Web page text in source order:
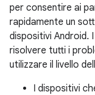
per consentire ai
rapidamente un
dispositivi Android.
risolvere tutti i
utilizzare il livello
I dispositivi